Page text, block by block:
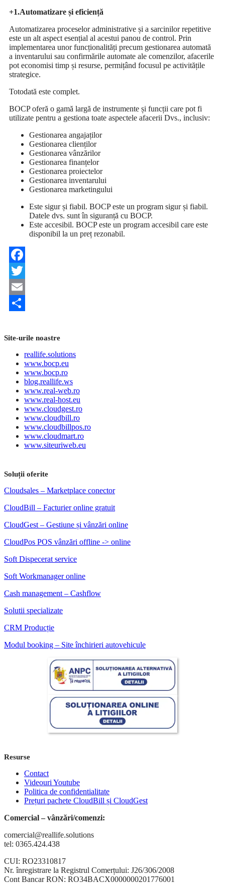
+1.Automatizare și eficiență
Automatizarea proceselor administrative și a sarcinilor repetitive
este un alt aspect esențial al acestui panou de control. Prin
implementarea unor funcționalități precum gestionarea automată
a inventarului sau confirmările automate ale comenzilor, afacerile
pot economisi timp și resurse, permițând focusul pe activitățile
strategice.
Totodată este complet.
BOCP oferă o gamă largă de instrumente și funcții care pot fi
utilizate pentru a gestiona toate aspectele afacerii Dvs., inclusiv:
Gestionarea angajaților
Gestionarea clienților
Gestionarea vânzărilor
Gestionarea finanțelor
Gestionarea proiectelor
Gestionarea inventarului
Gestionarea marketingului
Este sigur și fiabil. BOCP este un program sigur și fiabil.
Datele dvs. sunt în siguranță cu BOCP.
Este accesibil. BOCP este un program accesibil care este
disponibil la un preț rezonabil.
Facebook
Twitter
Email
Site-urile noastre
reallife.solutions
www.bocp.eu
www.bocp.ro
blog.reallife.ws
www.real-web.ro
www.real-host.eu
www.cloudgest.ro
www.cloudbill.ro
www.cloudbillpos.ro
www.cloudmart.ro
www.siteuriweb.eu
Soluții oferite
Cloudsales – Marketplace conector
CloudBill – Facturier online gratuit
CloudGest – Gestiune și vânzări online
CloudPos POS vânzări offline -> online
Soft Dispecerat service
Soft Workmanager online
Cash management – Cashflow
Solutii specializate
CRM Producție
Modul booking – Site închirieri autovehicule
Resurse
Contact
Videouri Youtube
Politica de confidentialitate
Prețuri pachete CloudBill și CloudGest
Comercial – vânzări/comenzi:
comercial@reallife.solutions
tel: 0365.424.438
CUI: RO23310817
Nr. înregistrare la Registrul Comerțului: J26/306/2008
Cont Bancar RON: RO34BACX0000000201776001